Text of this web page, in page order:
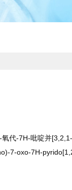
代-7H-吡啶并
7-oxo-7H-